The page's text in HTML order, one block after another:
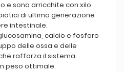
e sono arricchite con xilo
di ultima generazione
intestinale.
calcio e fosforo
delle ossa e delle
rafforza il sistema
peso ottimale.